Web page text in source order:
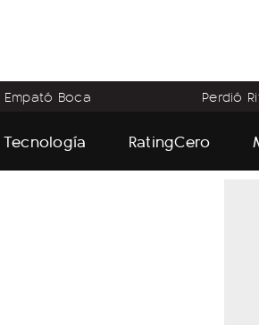
Empató Boca Perdió
Tecnología RatingCero